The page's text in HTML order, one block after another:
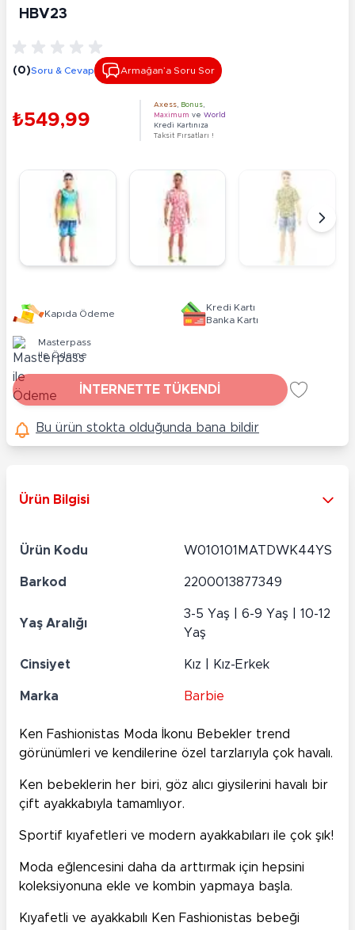
HBV23
(0)Soru & Cevap Armağan’a Soru Sor
₺549,99
Axess Bonus
Maximum ve World
Kredi Kartınıza
Taksit Fırsatları !
Kapıda Ödeme
Kredi Kartı
Banka Kartı
Masterpass
ile Ödeme
İNTERNETTE TÜKENDİ
Bu ürün stokta olduğunda bana bildir
Ürün Bilgisi
Ürün Kodu W010101MATDWK44YS
Barkod 2200013877349
Yaş Aralığı
3-5 Yaş | 6-9 Yaş | 10-12
Yaş
Cinsiyet Kız | Kız-Erkek
Marka Barbie
Ken Fashionistas Moda İkonu Bebekler trend
görünümleri ve kendilerine özel tarzlarıyla çok havalı.
Ken bebeklerin her biri, göz alıcı giysilerini havalı bir
çift ayakkabıyla tamamlıyor.
Sportif kıyafetleri ve modern ayakkabıları ile çok şık!
Moda eğlencesini daha da arttırmak için hepsini
koleksiyonuna ekle ve kombin yapmaya başla.
Kıyafetli ve ayakkabılı Ken Fashionistas bebeği